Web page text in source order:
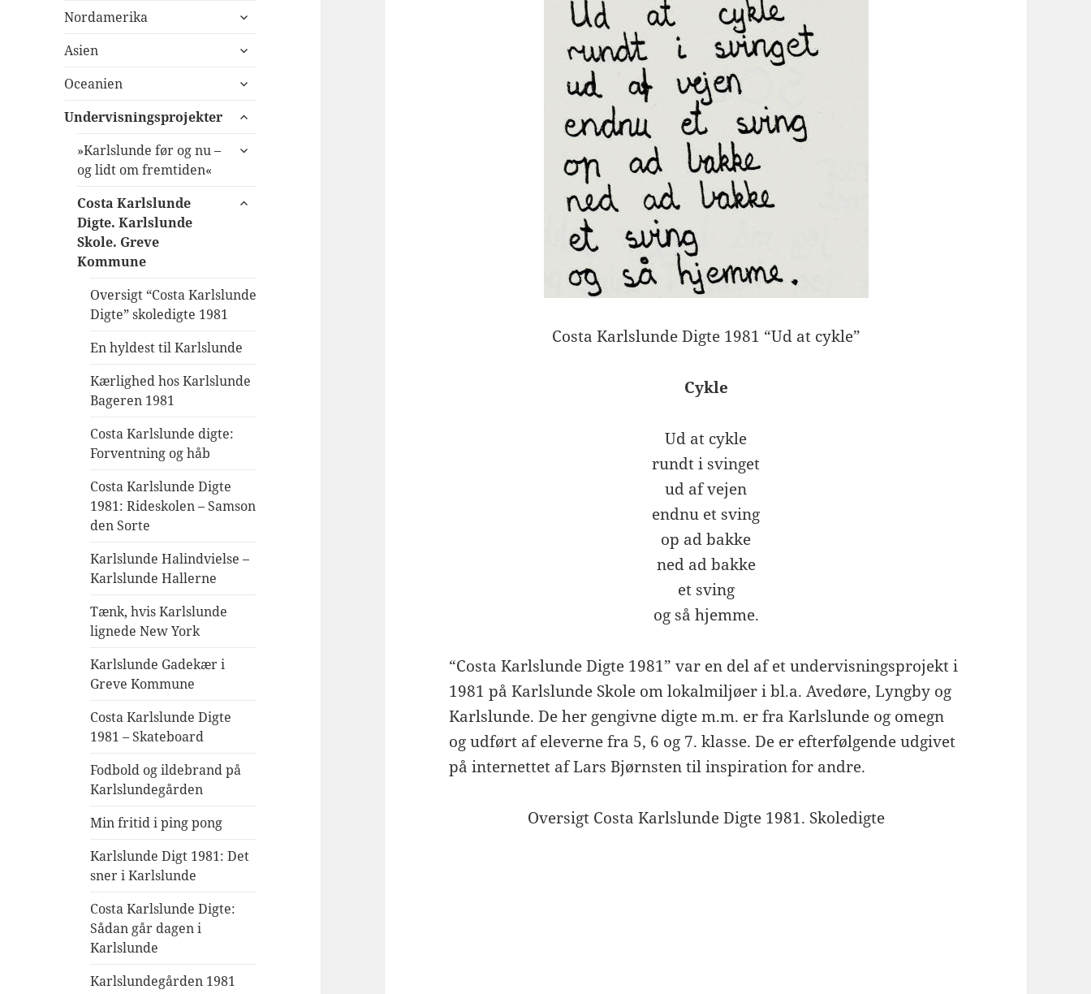
Nordamerika
udvid
Asien
udvid
Oceanien
udvid
Undervisningsprojekter
udvid
»Karlslunde før og nu –
og lidt om fremtiden«
udvid
Costa Karlslunde
Digte. Karlslunde
Skole. Greve
Kommune
udvid
Oversigt “Costa Karlslunde
Digte” skoledigte 1981
En hyldest til Karlslunde
Kærlighed hos Karlslunde
Bageren 1981
Costa Karlslunde digte:
Forventning og håb
Costa Karlslunde Digte
1981: Rideskolen – Samson
den Sorte
Karlslunde Halindvielse –
Karlslunde Hallerne
Tænk, hvis Karlslunde
lignede New York
Karlslunde Gadekær i
Greve Kommune
Costa Karlslunde Digte
1981 – Skateboard
Fodbold og ildebrand på
Karlslundegården
Min fritid i ping pong
Karlslunde Digt 1981: Det
sner i Karlslunde
Costa Karlslunde Digte:
Sådan går dagen i
Karlslunde
Karlslundegården 1981
Costa Karlslunde Digte 1981 “Ud at cykle”
Cykle
Ud at cykle
rundt i svinget
ud af vejen
endnu et sving
op ad bakke
ned ad bakke
et sving
og så hjemme.
“Costa Karlslunde Digte 1981” var en del af et undervisningsprojekt i
1981 på Karlslunde Skole om lokalmiljøer i bl.a. Avedøre, Lyngby og
Karlslunde. De her gengivne digte m.m. er fra Karlslunde og omegn
og udført af eleverne fra 5, 6 og 7. klasse. De er efterfølgende udgivet
på internettet af Lars Bjørnsten til inspiration for andre.
Oversigt Costa Karlslunde Digte 1981. Skoledigte